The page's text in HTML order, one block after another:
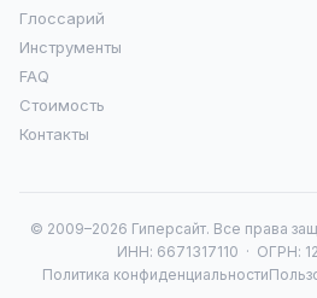
Глоссарий
Инструменты
FAQ
Стоимость
Контакты
© 2009–2026 Гиперсайт. Все права
ИНН: 6671317110 · ОГРН:
Политика конфиденциальности